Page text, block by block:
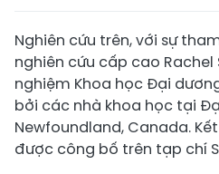
Nghiên cứu trên, với sự
nghiên cứu cấp cao
nghiệm Khoa học Đại
bởi các nhà khoa học tại
Newfoundland, Canada.
được công bố trên tạp chí